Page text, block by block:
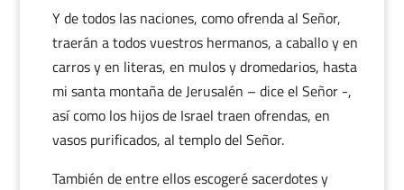
Y de todos las naciones, como ofrenda al Señor,
traerán a todos vuestros hermanos, a caballo y en
carros y en literas, en mulos y dromedarios, hasta
mi santa montaña de Jerusalén – dice el Señor -,
así como los hijos de Israel traen ofrendas, en
vasos purificados, al templo del Señor.
También de entre ellos escogeré sacerdotes y